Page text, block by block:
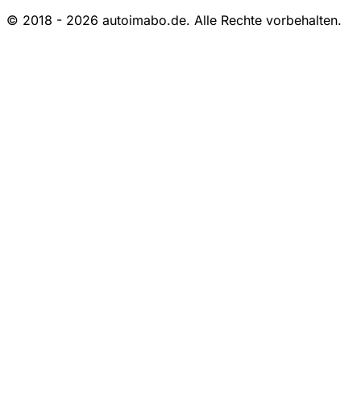
© 2018 - 2026 autoimabo.de. Alle Rechte vorbehalten.